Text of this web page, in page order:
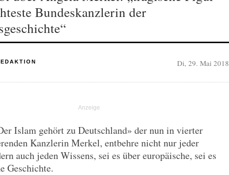
Bundeskanzlerin der
Di, 29. Mai 2018
Islam gehört zu Deutschland» der nun in vierter
Kanzlerin Merkel, entbehre nicht nur jeder
auch jeden Wissens, sei es über europäische, sei es
Geschichte.